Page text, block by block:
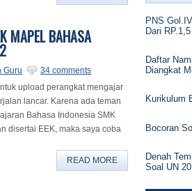
MAPEL BAHASA
Guru
34 comments
upload perangkat mengajar
lancar. Karena ada teman
Bahasa Indonesia SMK
disertai EEK, maka saya coba
READ MORE
PNS
Dari RP.1,5
Daftar
Diangkat
Kurikulum
Bocoran
Denah
Soal UN